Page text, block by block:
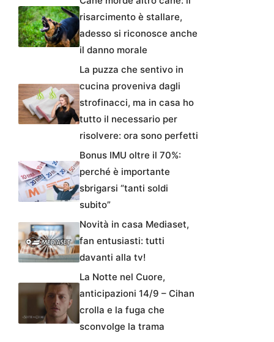
risarcimento è stallare,
adesso si riconosce anche
il danno morale
La puzza che sentivo in
cucina proveniva dagli
strofinacci, ma in casa ho
tutto il necessario per
risolvere: ora sono perfetti
Bonus IMU oltre il 70%:
perché è importante
sbrigarsi “tanti soldi
subito”
Novità in casa Mediaset,
fan entusiasti: tutti
davanti alla tv!
La Notte nel Cuore,
anticipazioni 14/9 – Cihan
crolla e la fuga che
sconvolge la trama